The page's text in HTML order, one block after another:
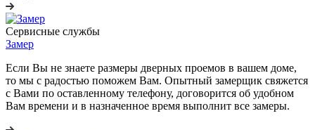
Сервисные службы
Замер
Если Вы не знаете размеры дверных проемов в вашем доме,
то мы с радостью поможем Вам. Опытный замерщик свяжется
с Вами по оставленному телефону, договорится об удобном
Вам времени и в назначенное время выполнит все замеры.